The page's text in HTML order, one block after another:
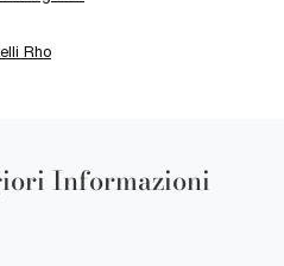
Rho
Informazioni